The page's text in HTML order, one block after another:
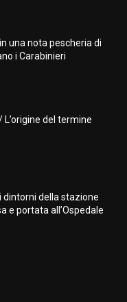
una nota pescheria di
i Carabinieri
L’origine del termine
dintorni della stazione
e portata all’Ospedale